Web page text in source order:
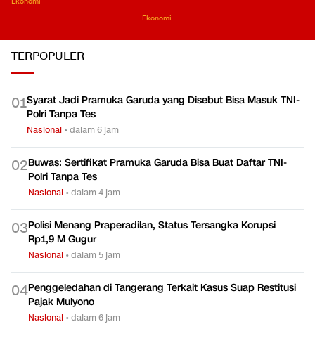
Ekonomi
TERPOPULER
01Syarat Jadi Pramuka Garuda yang Disebut Bisa Masuk TNI-
Polri Tanpa Tes
Nasional •dalam 6 jam
02Buwas: Sertifikat Pramuka Garuda Bisa Buat Daftar TNI-
Polri Tanpa Tes
Nasional •dalam 4 jam
03Polisi Menang Praperadilan, Status Tersangka Korupsi
Rp1,9 M Gugur
Nasional •dalam 5 jam
04Penggeledahan di Tangerang Terkait Kasus Suap Restitusi
Pajak Mulyono
Nasional •dalam 6 jam